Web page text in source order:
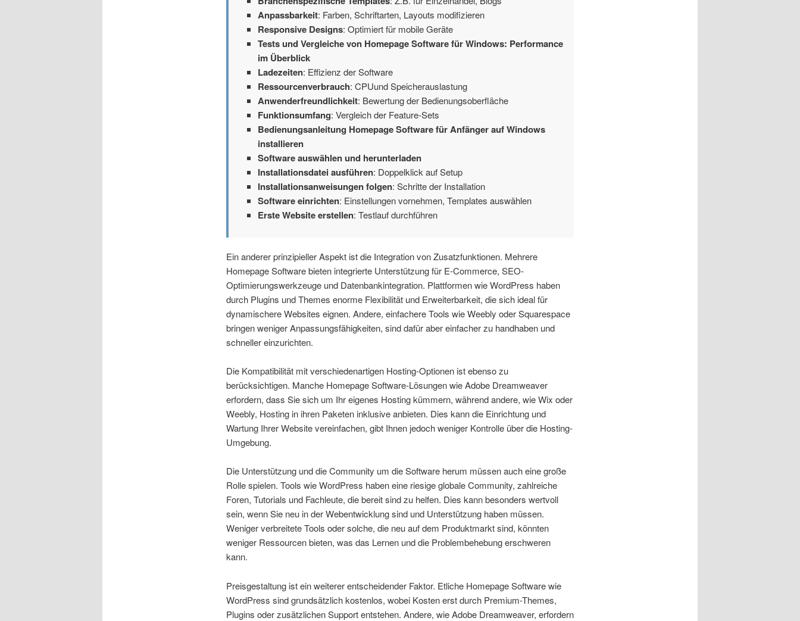
Anpassbarkeit: Farben, Schriftarten, Layouts modifizieren
Responsive Designs: Optimiert für mobile Geräte
Tests und Vergleiche von Homepage Software für Windows: Performance
im Überblick
Ladezeiten: Effizienz der Software
Ressourcenverbrauch: CPUund Speicherauslastung
Anwenderfreundlichkeit: Bewertung der Bedienungsoberfläche
Funktionsumfang: Vergleich der Feature-Sets
Bedienungsanleitung Homepage Software für Anfänger auf Windows
installieren
Software auswählen und herunterladen
Installationsdatei ausführen: Doppelklick auf Setup
Installationsanweisungen folgen: Schritte der Installation
Software einrichten: Einstellungen vornehmen, Templates auswählen
Erste Website erstellen: Testlauf durchführen
Ein anderer prinzipieller Aspekt ist die Integration von Zusatzfunktionen. Mehrere
Homepage Software bieten integrierte Unterstützung für E-Commerce, SEO-
Optimierungswerkzeuge und Datenbankintegration. Plattformen wie WordPress haben
durch Plugins und Themes enorme Flexibilität und Erweiterbarkeit, die sich ideal für
dynamischere Websites eignen. Andere, einfachere Tools wie Weebly oder Squarespace
bringen weniger Anpassungsfähigkeiten, sind dafür aber einfacher zu handhaben und
schneller einzurichten.
Die Kompatibilität mit verschiedenartigen Hosting-Optionen ist ebenso zu
berücksichtigen. Manche Homepage Software-Lösungen wie Adobe Dreamweaver
erfordern, dass Sie sich um Ihr eigenes Hosting kümmern, während andere, wie Wix oder
Weebly, Hosting in ihren Paketen inklusive anbieten. Dies kann die Einrichtung und
Wartung Ihrer Website vereinfachen, gibt Ihnen jedoch weniger Kontrolle über die Hosting-
Umgebung.
Die Unterstützung und die Community um die Software herum müssen auch eine große
Rolle spielen. Tools wie WordPress haben eine riesige globale Community, zahlreiche
Foren, Tutorials und Fachleute, die bereit sind zu helfen. Dies kann besonders wertvoll
sein, wenn Sie neu in der Webentwicklung sind und Unterstützung haben müssen.
Weniger verbreitete Tools oder solche, die neu auf dem Produktmarkt sind, könnten
weniger Ressourcen bieten, was das Lernen und die Problembehebung erschweren
kann.
Preisgestaltung ist ein weiterer entscheidender Faktor. Etliche Homepage Software wie
WordPress sind grundsätzlich kostenlos, wobei Kosten erst durch Premium-Themes,
Plugins oder zusätzlichen Support entstehen. Andere, wie Adobe Dreamweaver, erfordern